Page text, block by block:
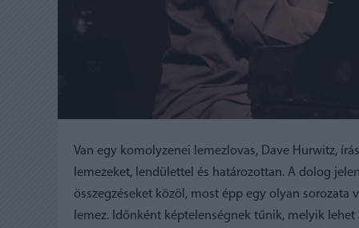
Van egy komolyzenei lemezlovas, Dave Hurwitz,
lemezeket, lendülettel és határozottan. A dolog
összegzéseket közöl, most épp egy olyan
lemez. Időnként képtelenségnek tűnik, melyik